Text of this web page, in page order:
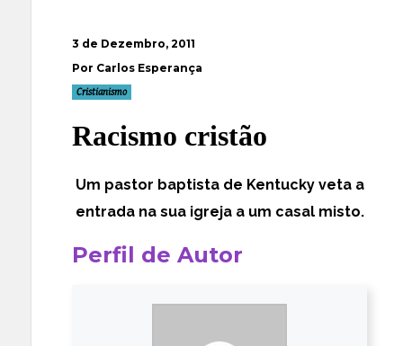
3 de Dezembro, 2011
Por Carlos Esperança
Cristianismo
Racismo cristão
Um pastor baptista de Kentucky veta a
entrada na sua igreja a um casal misto.
Perfil de Autor